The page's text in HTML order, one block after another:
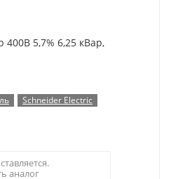
400В 5,7% 6,25 кВар,
Schneider Electric
аналог